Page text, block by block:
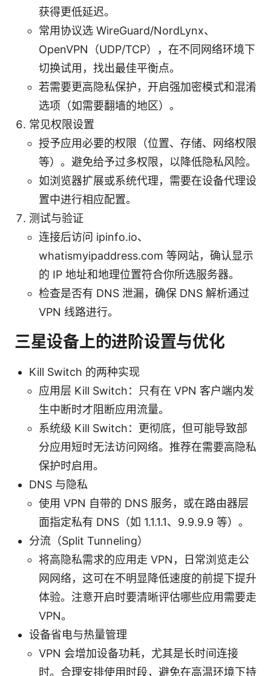
获得更低延迟。
常用协议选 WireGuard/NordLynx、
OpenVPN（UDP/TCP），在不同网络环境下
切换试用，找出最佳平衡点。
若需要更高隐私保护，开启强加密模式和混淆
选项（如需要翻墙的地区）。
常见权限设置
授予应用必要的权限（位置、存储、网络权限
等）。避免给予过多权限，以降低隐私风险。
如浏览器扩展或系统代理，需要在设备代理设
置中进行相应配置。
测试与验证
连接后访问 ipinfo.io、
whatismyipaddress.com 等网站，确认显示
的 IP 地址和地理位置符合你所选服务器。
检查是否有 DNS 泄漏，确保 DNS 解析通过
VPN 线路进行。
三星设备上的进阶设置与优化
Kill Switch 的两种实现
应用层 Kill Switch：只有在 VPN 客户端内发
生中断时才阻断应用流量。
系统级 Kill Switch：更彻底，但可能导致部
分应用短时无法访问网络。推荐在需要高隐私
保护时启用。
DNS 与隐私
使用 VPN 自带的 DNS 服务，或在路由器层
面指定私有 DNS（如 1.1.1.1、9.9.9.9 等）。
分流（Split Tunneling）
将高隐私需求的应用走 VPN，日常浏览走公
网网络，这可在不明显降低速度的前提下提升
体验。注意开启时要清晰评估哪些应用需要走
VPN。
设备省电与热量管理
VPN 会增加设备功耗，尤其是长时间连接
时。合理安排使用时段，避免在高温环境下持